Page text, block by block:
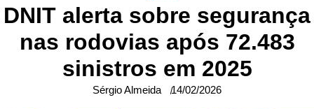
DNIT alerta sobre segurança
nas rodovias após 72.483
sinistros em 2025
Sérgio Almeida 14/02/2026